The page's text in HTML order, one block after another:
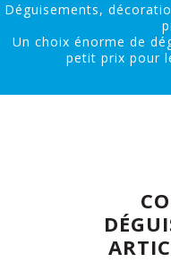
Déguisements,
Un choix énorme de
petit prix pour